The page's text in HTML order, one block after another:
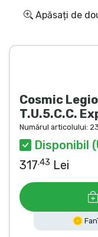
Apăsați de
Cosmic
T.U.5.C.C.
Numărul articolului:
Disponibil
317.43 Lei
Sortare
Sortare după
Sortare
Sortare
Sortare
Tipuri de
Mărci